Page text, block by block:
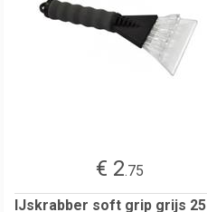
€ 2.75
IJskrabber soft grip grijs 25